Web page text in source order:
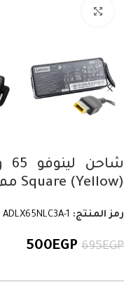
Square (Yellow) مم – رقم القطعة ADLX65NLC3A
رمز المنتج: ADLX65NLC3A-1
695EGP
500EGP